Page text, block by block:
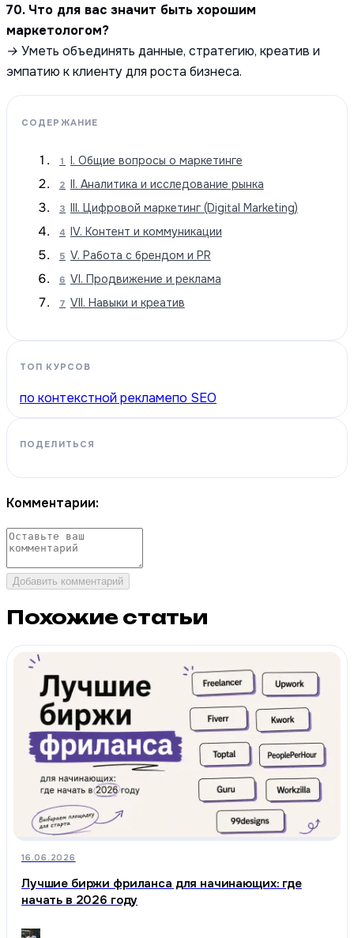
70. Что для вас значит быть хорошим
маркетологом?
→ Уметь объединять данные, стратегию, креатив и
эмпатию к клиенту для роста бизнеса.
СОДЕРЖАНИЕ
1 I. Общие вопросы о маркетинге
2 II. Аналитика и исследование рынка
3 III. Цифровой маркетинг (Digital Marketing)
4 IV. Контент и коммуникации
5 V. Работа с брендом и PR
6 VI. Продвижение и реклама
7 VII. Навыки и креатив
ТОП КУРСОВ
по контекстной рекламепо SEO
ПОДЕЛИТЬСЯ
Комментарии:
Добавить комментарий
Похожие статьи
16.06.2026
Лучшие биржи фриланса для начинающих: где
начать в 2026 году